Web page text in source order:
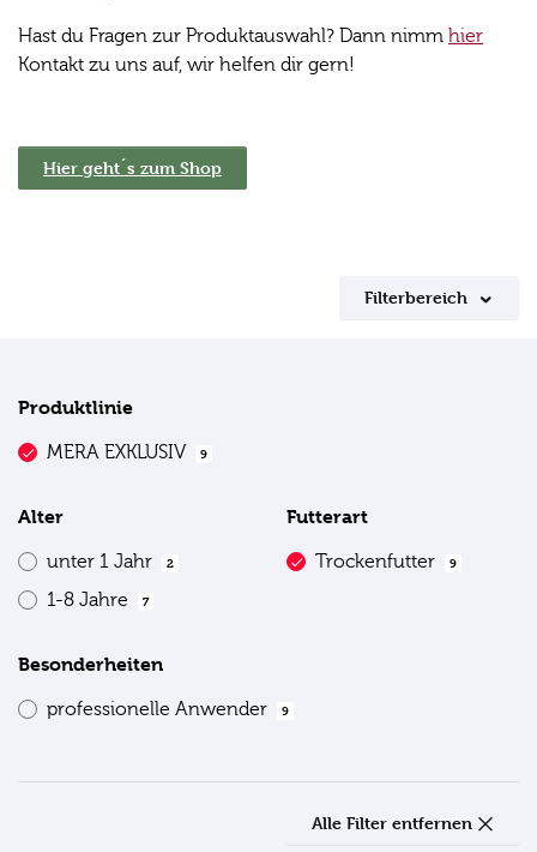
Hast du Fragen zur Produktauswahl? Dann nimm hier
Kontakt zu uns auf, wir helfen dir gern!
Hier geht´s zum Shop
Filterbereich
Produktlinie
MERA EXKLUSIV 9
Alter
unter 1 Jahr 2
1-8 Jahre 7
Futterart
Trockenfutter 9
Besonderheiten
professionelle Anwender 9
Alle Filter entfernen